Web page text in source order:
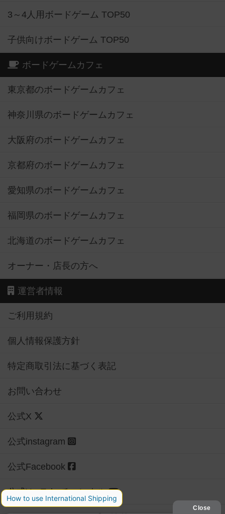
3～4人用ボードゲーム TOP50
子供向けボードゲーム TOP50
ボードゲームカフェ
東京都のボードゲームカフェ
神奈川県のボードゲームカフェ
大阪府のボードゲームカフェ
京都府のボードゲームカフェ
愛知県のボードゲームカフェ
福岡県のボードゲームカフェ
北海道のボードゲームカフェ
オーナー・店長の方へ
運営者情報
ご利用規約
個人情報保護方針
特定商取引法に基づく表記
お問い合わせ
公式X
公式instagram
公式Facebook
公式YouTubeチャンネル